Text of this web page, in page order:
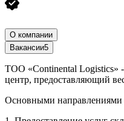
О компании
Вакансии5
ТОО «Continental Logistics» -
центр, предоставляющий
Основными направлениями